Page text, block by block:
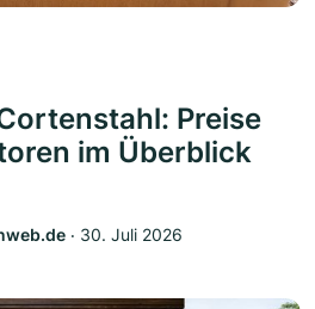
Preise
im Überblick
‧ 30. Juli 2026